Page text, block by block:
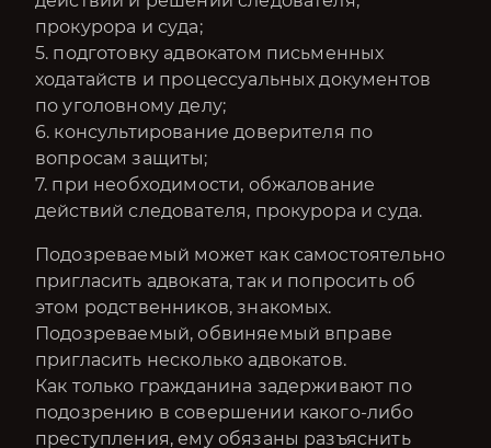
прокурора и суда;
5. подготовку адвокатом письменных
ходатайств и процессуальных документов
по уголовному делу;
6. консультирование доверителя по
вопросам защиты;
7. при необходимости, обжалование
действий следователя, прокурора и суда.
Подозреваемый может как самостоятельно
пригласить адвоката, так и попросить об
этом родственников, знакомых.
Подозреваемый, обвиняемый вправе
пригласить несколько адвокатов.
Как только гражданина задерживают по
подозрению в совершении какого-либо
преступления, ему обязаны разъяснить